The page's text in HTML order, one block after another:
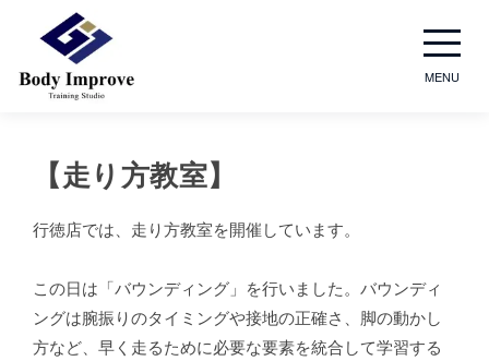
MENU
【走り方​教室】
行徳店では、走り方教室を開催しています。
この日は「バウンディング」を行いました。バウンディ
ングは腕振りのタイミングや接地の正確さ、脚の動かし
方など、早く走るために必要な要素を統合して学習する